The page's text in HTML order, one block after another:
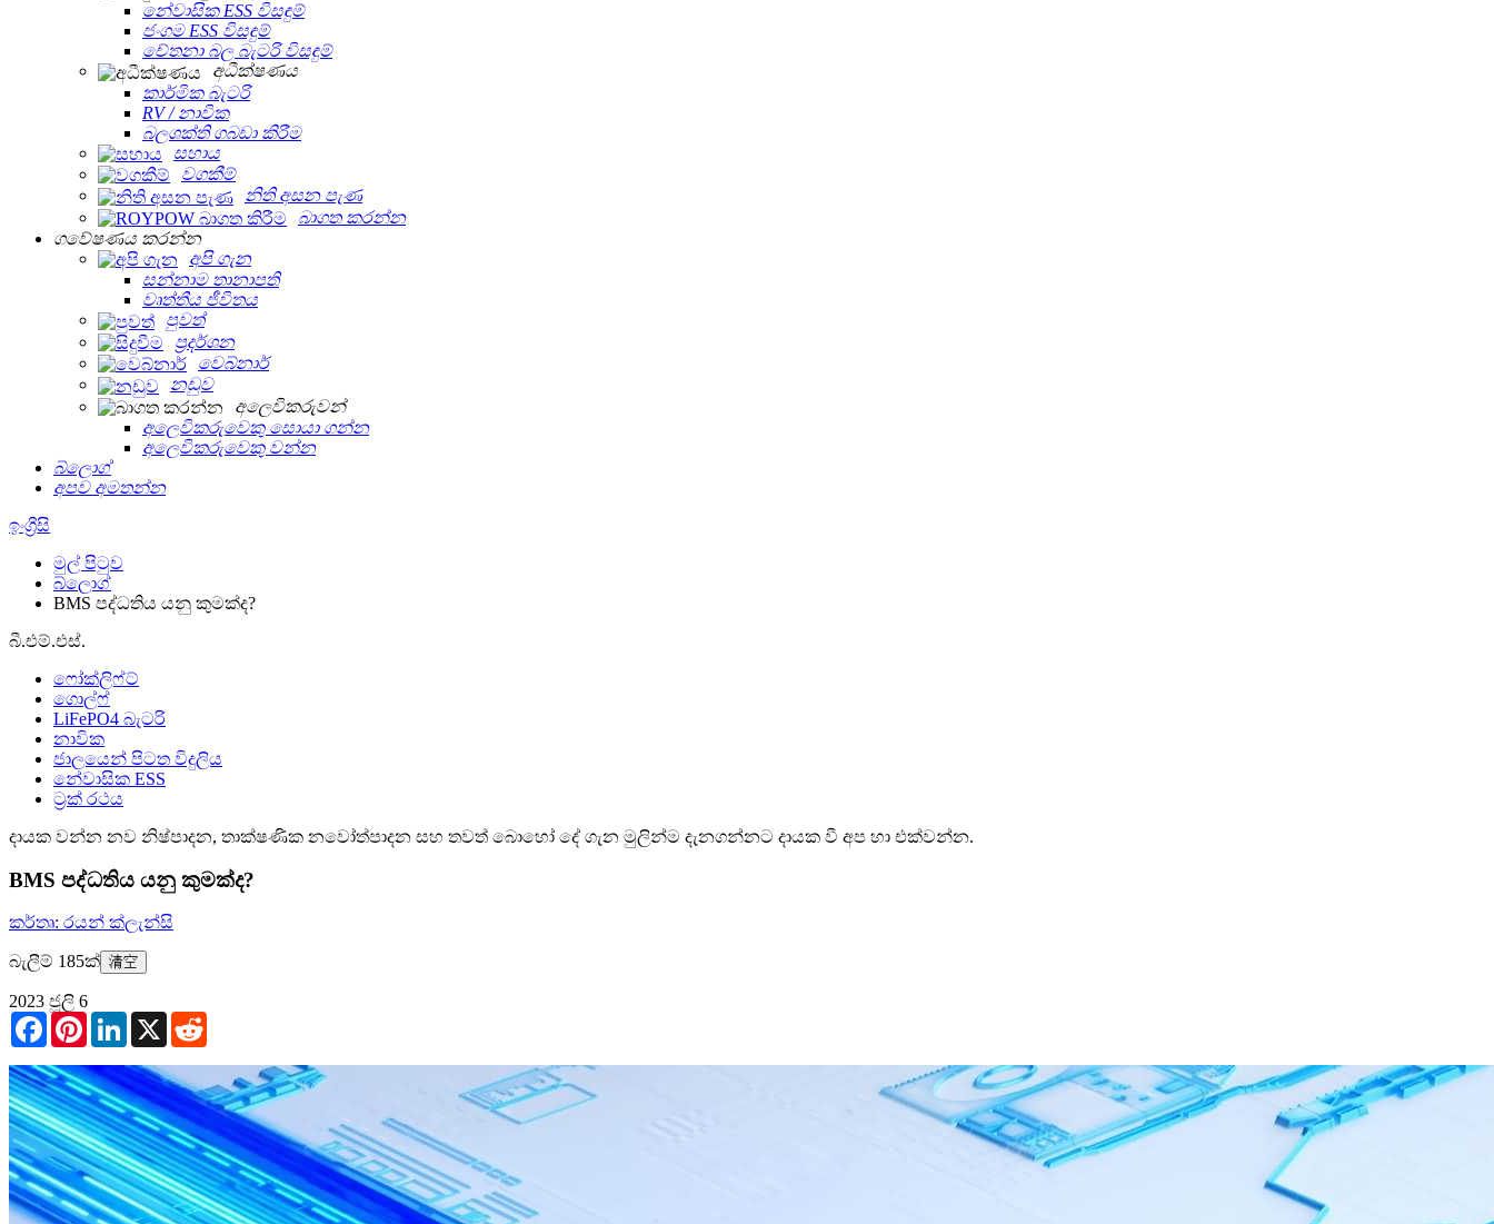
නේවාසික ESS විසඳුම්
ජංගම ESS විසඳුම්
චේතනා බල බැටරි විසඳුම්
අධීක්ෂණය
කාර්මික බැටරි
RV / නාවික
බලශක්ති ගබඩා කිරීම
සහාය
වගකීම්
නිති අසන පැණ
බාගත කරන්න
ගවේෂණය කරන්න
අපි ගැන
සන්නාම තානාපති
වෘත්තීය ජීවිතය
පුවත්
ප්‍රදර්ශන
වෙබ්නාර්
නඩුව
අලෙවිකරුවන්
අලෙවිකරුවෙකු සොයා ගන්න
අලෙවිකරුවෙකු වන්න
බ්ලොග්
අපව අමතන්න
ඉංග්‍රීසි
මුල් පිටුව
බ්ලොග්
BMS පද්ධතිය යනු කුමක්ද?
බී.එම්.එස්.
ෆෝක්ලිෆ්ට්
ගොල්ෆ්
LiFePO4 බැටරි
නාවික
ජාලයෙන් පිටත විදුලිය
නේවාසික ESS
ට්‍රක් රථය
දායක වන්න නව නිෂ්පාදන, තාක්ෂණික නවෝත්පාදන සහ තවත් බොහෝ දේ ගැන මුලින්ම දැනගන්නට දායක වී අප හා එක්වන්න.
BMS පද්ධතිය යනු කුමක්ද?
කර්තෘ: රයන් ක්ලැන්සි
බැලීම් 185ක් 清空
2023 ජූලි 6
FacebookPinterestLinkedIn
X